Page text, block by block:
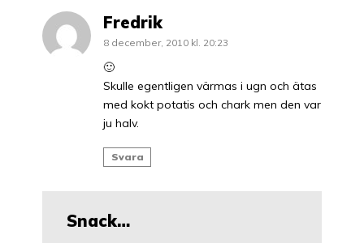
Fredrik
8 december, 2010 kl. 20:23
🙂
Skulle egentligen värmas i ugn och ätas
med kokt potatis och chark men den var
ju halv.
Svara
Snack…